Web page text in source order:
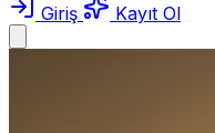
Giriş Kayıt Ol